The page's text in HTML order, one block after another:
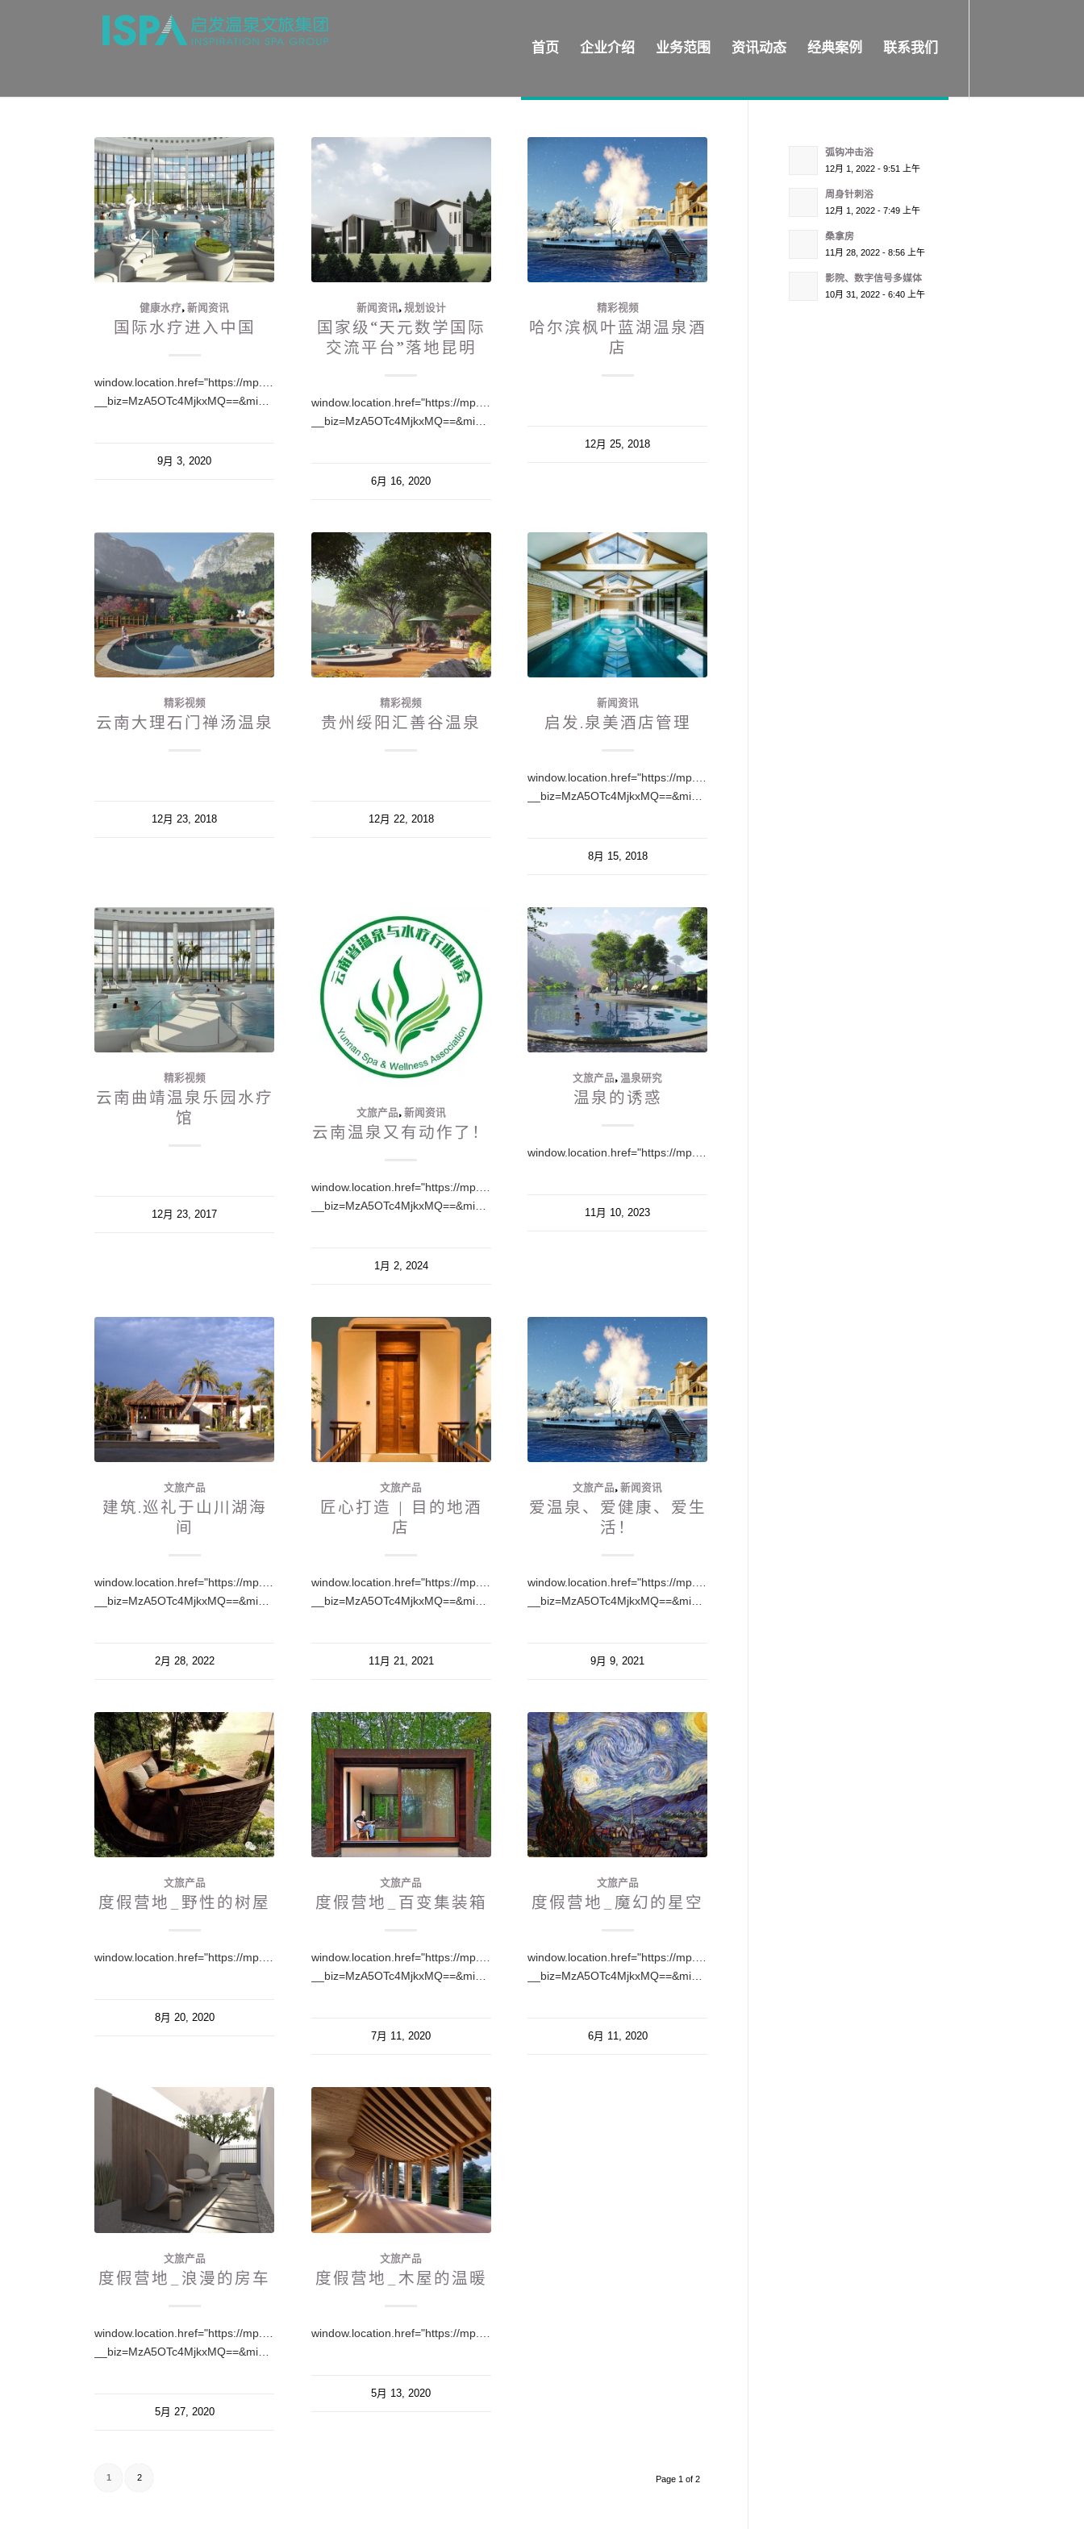
首页 企业介绍 业务范围 资讯动态 经典案例 联系我们
健康水疗,新闻资讯
国际水疗进入中国
window.location.href="https://mp.weixin.qq.com/s?
9月 3, 2020
新闻资讯, 规划设计
国家级“天元数学国际
交流平台”落地昆明
window.location.href="https://mp.weixin.qq.com/s?
__biz=MzA5OTc4MjkxMQ==&mid=2650217130&idx=1&sn=ffc9aee2abb155f39b0f71e147936a24&chksm=88fea33abf892a2c7da7346860f8b5e6e933a794f266727aa20bbe3c73c62c2e0fbca9e3fcc0&token=1719591371&lang=zh_C…
6月 16, 2020
精彩视频
哈尔滨枫叶蓝湖温泉酒
店
12月 25, 2018
精彩视频
云南大理石门禅汤温泉
12月 23, 2018
精彩视频
贵州绥阳汇善谷温泉
12月 22, 2018
新闻资讯
启发.泉美酒店管理
window.location.href="https://mp.weixin.qq.com/s?
__biz=MzA5OTc4MjkxMQ==&mid=2650214426&idx=1&sn=dacdfdeed35dc50a71fe19a8752edbbc&chksm=88fea98abf89209cbe3cc1c215bafe9c8f969484679384b9f45813190460f456daa7cf8c4ed7#rd";
8月 15, 2018
精彩视频
云南曲靖温泉乐园水疗
馆
12月 23, 2017
文旅产品, 新闻资讯
云南温泉又有动作了！
window.location.href="https://mp.weixin.qq.com/s?
__biz=MzA5OTc4MjkxMQ==&mid=2650222236&idx=1&sn=59a0bb4f4ac530faecc0695b4302ed4e&chksm=88fe970cbf891e1a8f91c8de552cb1914605e77a780f123f5f1d9c1a1ca69e04c60dec6742e4&token=1004853728&lang=zh_C…
1月 2, 2024
文旅产品,温泉研究
温泉的诱惑
window.location.href="https://mp.weixin.qq.com/s/q4_GXJ_4tuSIoDTHLl0__g";
11月 10, 2023
文旅产品
建筑.巡礼于山川湖海
间
window.location.href="https://mp.weixin.qq.com/s?
__biz=MzA5OTc4MjkxMQ==&mid=2650219901&idx=1&sn=3a004af9a8cbaa8790043ead6807a206&chksm=88fe9cedbf8915fb4108624681975a49335356f01d4b0bb3b8213b67819029fd4f5c6e7c9b03&token=608910687&lang=zh_CN…
2月 28, 2022
文旅产品
匠心打造 | 目的地酒
店
window.location.href="https://mp.weixin.qq.com/s?
__biz=MzA5OTc4MjkxMQ==&mid=2650219456&idx=1&sn=19123867f690c7314ae5d6bafe1ebc3a&chksm=88fe9a50bf891346e8a488c54851450dd108d153812270e6d4f14563d212bd28ca05e25d325b&token=976118581&lang=zh_CN…
11月 21, 2021
文旅产品,新闻资讯
爱温泉、爱健康、爱生
活！
window.location.href="https://mp.weixin.qq.com/s?
__biz=MzA5OTc4MjkxMQ==&mid=2650219082&idx=1&sn=cd42f64c2ed71aa721df67a17ae5280f&chksm=88fe9bdabf8912cc0b98223a811e81f188dc11f64a942fa9df4fb26034241522019f580b8cec&token=318203491&lang=zh_CN…
9月 9, 2021
文旅产品
度假营地_野性的树屋
window.location.href="https://mp.weixin.qq.com/s/lFg8HeILBtRedaJSN6ri4g";
8月 20, 2020
文旅产品
度假营地_百变集装箱
window.location.href="https://mp.weixin.qq.com/s?
__biz=MzA5OTc4MjkxMQ==&mid=2650217230&idx=1&sn=e75e47a5546a91bb6af05fb393bd092b&chksm=88fea29ebf892b88974c3f99e527a481bfd60d8ced0605ec31757e61166b7946d8d01dd263ee&token=2123933187&lang=zh_C…
7月 11, 2020
文旅产品
度假营地_魔幻的星空
window.location.href="https://mp.weixin.qq.com/s?
__biz=MzA5OTc4MjkxMQ==&mid=2650217061&idx=1&sn=c0c75ab003f5654406894dc61b4b2882&chksm=88fea3f5bf892ae3c69171e5b262ef48aeccfb33899610b8572d8e9fa4407385a81d76423dc3&token=1971564381&lang=zh_C…
6月 11, 2020
文旅产品
度假营地_浪漫的房车
window.location.href="https://mp.weixin.qq.com/s?
5月 27, 2020
文旅产品
度假营地_木屋的温暖
5月 13, 2020
Page 1 of 2
1 2
弧钩冲击浴
12月 1, 2022 - 9:51 上午
周身针刺浴
12月 1, 2022 - 7:49 上午
桑拿房
11月 28, 2022 - 8:56 上午
影院、数字信号多媒体
10月 31, 2022 - 6:40 上午